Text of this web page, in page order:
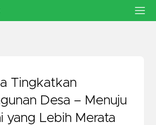
Tingkatkan
Desa – Menuju
yang Lebih Merata